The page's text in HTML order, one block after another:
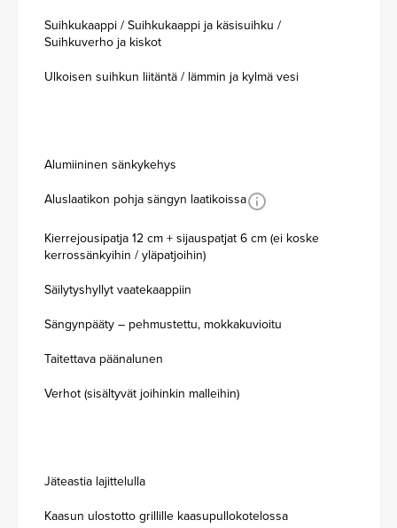
Suihkukaappi / Suihkukaappi ja käsisuihku /
Suihkuverho ja kiskot
Ulkoisen suihkun liitäntä / lämmin ja kylmä vesi
Alumiininen sänkykehys
Aluslaatikon pohja sängyn laatikoissa
Kierrejousipatja 12 cm + sijauspatjat 6 cm (ei koske
kerrossänkyihin / yläpatjoihin)
Säilytyshyllyt vaatekaappiin
Sängynpääty – pehmustettu, mokkakuvioitu
Taitettava päänalunen
Verhot (sisältyvät joihinkin malleihin)
Jäteastia lajittelulla
Kaasun ulostotto grillille kaasupullokotelossa